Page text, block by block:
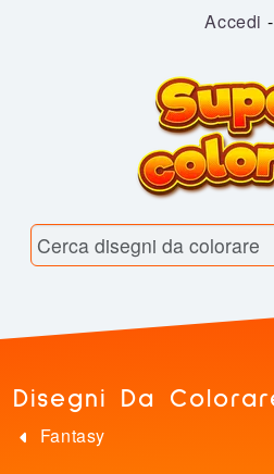
Accedi -
Disegni Da
Fantasy